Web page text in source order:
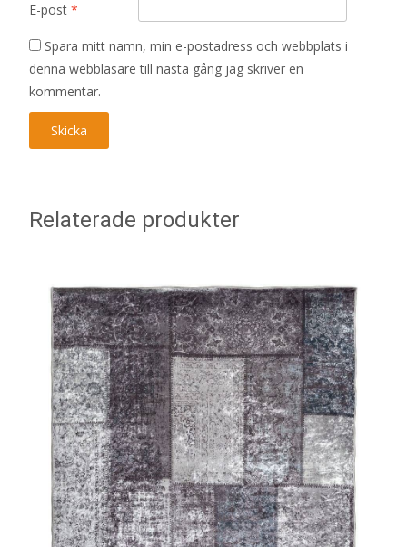
E-post *
Spara mitt namn, min e-postadress och webbplats i
denna webbläsare till nästa gång jag skriver en
kommentar.
Relaterade produkter